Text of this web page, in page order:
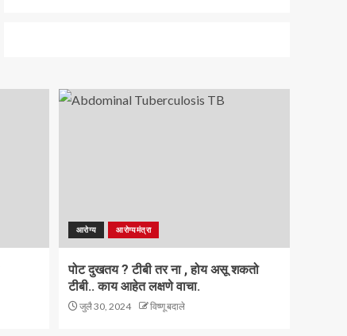
आरोग्य आरोग्यमंत्रा
पोट दुखतय ? टीबी तर ना , होय असू शकतो
टीबी.. काय आहेत लक्षणे वाचा.
जुलै 30, 2024 विष्णू बदाले